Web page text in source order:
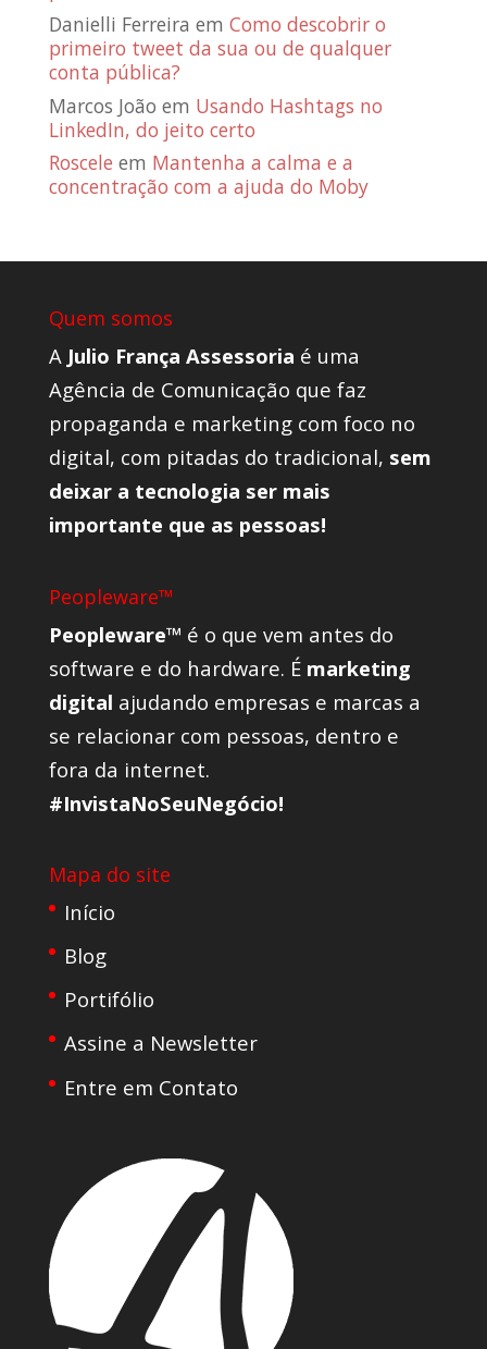
Danielli Ferreira em Como descobrir o
primeiro tweet da sua ou de qualquer
conta pública?
Marcos João em Usando Hashtags no
LinkedIn, do jeito certo
Roscele em Mantenha a calma e a
concentração com a ajuda do Moby
Quem somos
A Julio França Assessoria é uma
Agência de Comunicação que faz
propaganda e marketing com foco no
digital, com pitadas do tradicional, sem
deixar a tecnologia ser mais
importante que as pessoas!
Peopleware™
Peopleware™ é o que vem antes do
software e do hardware. É marketing
digital ajudando empresas e marcas a
se relacionar com pessoas, dentro e
fora da internet.
#InvistaNoSeuNegócio!
Mapa do site
Início
Blog
Portifólio
Assine a Newsletter
Entre em Contato